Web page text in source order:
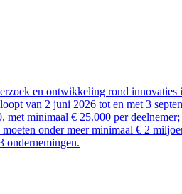
en ontwikkeling rond innovaties
van 2 juni 2026 tot en met 3
minimaal € 25.000 per
onder meer minimaal € 2
ondernemingen.